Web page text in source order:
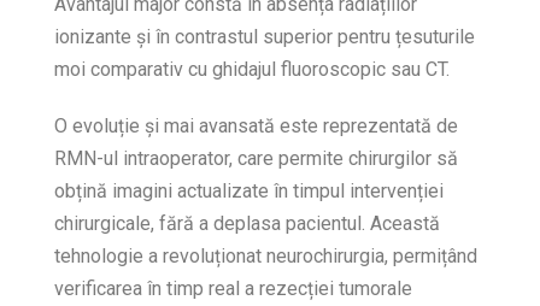
ionizante și în contrastul superior pentru țesuturile
moi comparativ cu ghidajul fluoroscopic sau CT.
O evoluție și mai avansată este reprezentată de
RMN-ul intraoperator, care permite chirurgilor să
obțină imagini actualizate în timpul intervenției
chirurgicale, fără a deplasa pacientul. Această
tehnologie a revoluționat neurochirurgia, permițând
verificarea în timp real a rezecției tumorale